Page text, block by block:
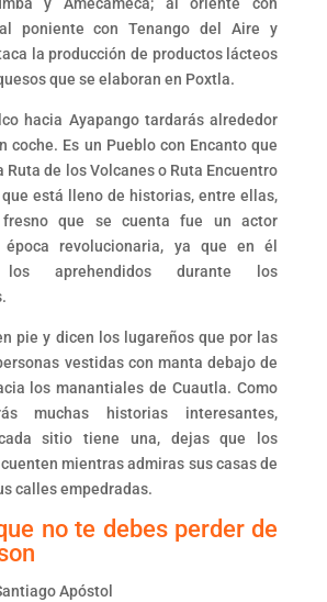
poniente con Tenango del Aire y
la producción de productos lácteos
que se elaboran en Poxtla.
hacia Ayapango tardarás alrededor
coche. Es un Pueblo con Encanto que
Ruta de los Volcanes o Ruta Encuentro
está lleno de historias, entre ellas,
que se cuenta fue un actor
revolucionaria, ya que en él
aprehendidos durante los
pie y dicen los lugareños que por las
vestidas con manta debajo de
los manantiales de Cuautla. Como
muchas historias interesantes,
sitio tiene una, dejas que los
mientras admiras sus casas de
calles empedradas.
no te debes perder de
Apóstol